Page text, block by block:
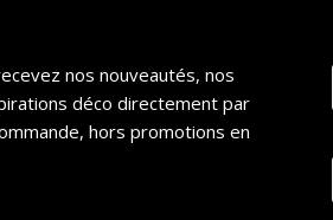
nos nouveautés, nos
déco directement par
hors promotions en